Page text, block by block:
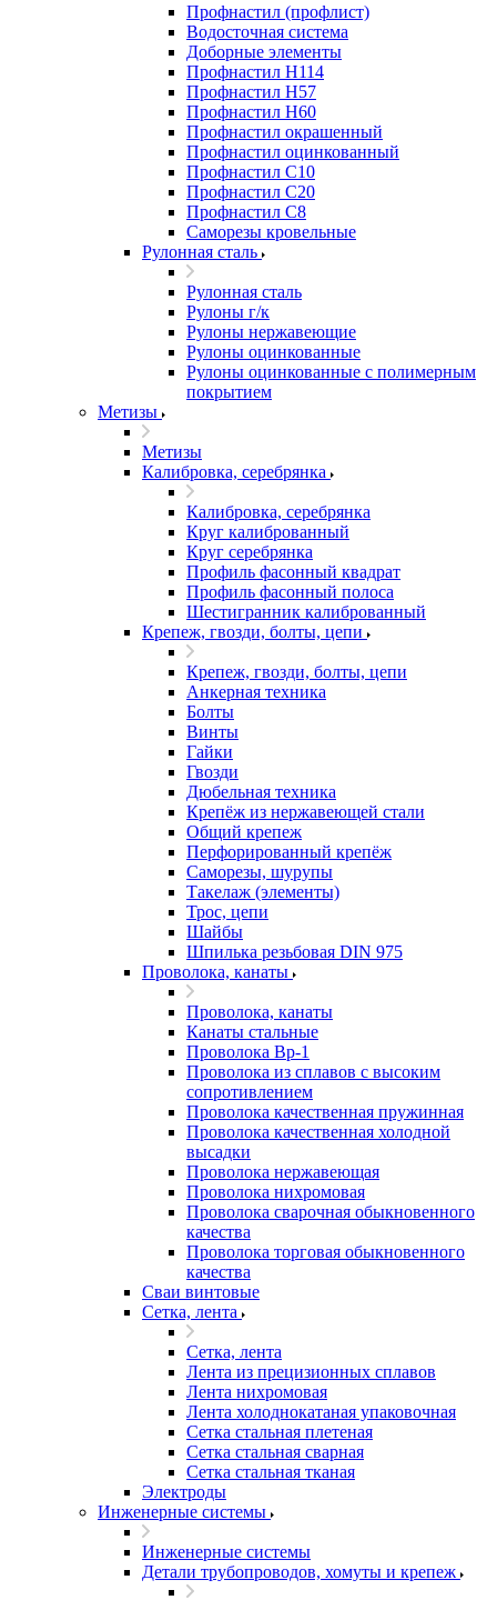
Профнастил (профлист)
Водосточная система
Доборные элементы
Профнастил Н114
Профнастил Н57
Профнастил Н60
Профнастил окрашенный
Профнастил оцинкованный
Профнастил С10
Профнастил С20
Профнастил С8
Саморезы кровельные
Рулонная сталь
Рулонная сталь
Рулоны г/к
Рулоны нержавеющие
Рулоны оцинкованные
Рулоны оцинкованные с полимерным
покрытием
Метизы
Метизы
Калибровка, серебрянка
Калибровка, серебрянка
Круг калиброванный
Круг серебрянка
Профиль фасонный квадрат
Профиль фасонный полоса
Шестигранник калиброванный
Крепеж, гвозди, болты, цепи
Крепеж, гвозди, болты, цепи
Анкерная техника
Болты
Винты
Гайки
Гвозди
Дюбельная техника
Крепёж из нержавеющей стали
Общий крепеж
Перфорированный крепёж
Саморезы, шурупы
Такелаж (элементы)
Трос, цепи
Шайбы
Шпилька резьбовая DIN 975
Проволока, канаты
Проволока, канаты
Канаты стальные
Проволока Вр-1
Проволока из сплавов с высоким
сопротивлением
Проволока качественная пружинная
Проволока качественная холодной
высадки
Проволока нержавеющая
Проволока нихромовая
Проволока сварочная обыкновенного
качества
Проволока торговая обыкновенного
качества
Сваи винтовые
Сетка, лента
Сетка, лента
Лента из прецизионных сплавов
Лента нихромовая
Лента холоднокатаная упаковочная
Сетка стальная плетеная
Сетка стальная сварная
Сетка стальная тканая
Электроды
Инженерные системы
Инженерные системы
Детали трубопроводов, хомуты и крепеж